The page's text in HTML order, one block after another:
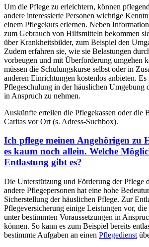
Um die Pflege zu erleichtern, können
andere interessierte Personen wichtige
einem Pflegekurs erlernen. Neben
zum Gebrauch von Hilfsmitteln bekommen
über Krankheitsbilder, zum Beispiel den
Zudem erfahren sie, wie sie Belastungen
vorbeugen und mit Überforderung umgehen
müssen die Schulungskurse selbst oder in
anderen Einrichtungen kostenlos anbieten.
Pflegeschulung in der häuslichen Umgebung
in Anspruch zu nehmen.
Auskünfte erteilen die Pflegekassen oder die
Caritas vor Ort (s. Adress-Suchbox).
Ich pflege meinen Angehörigen zu
es kaum noch allein. Welche
Entlastung gibt es?
Die Unterstützung und Förderung der Pflege
andere Pflegepersonen hat eine hohe
Sicherstellung der häuslichen Pflege. Zur
Pflegeversicherung einige Leistungen vor, die
unter bestimmten Voraussetzungen in
können. So kann es zum Beispiel bereits
bestimmte Aufgaben an einen Pflegedienst